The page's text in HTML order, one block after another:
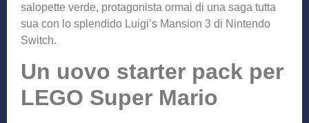
salopette verde, protagonista ormai di una saga tutta
sua con lo splendido Luigi’s Mansion 3 di Nintendo
Switch.
Un uovo starter pack per
LEGO Super Mario